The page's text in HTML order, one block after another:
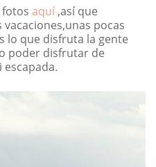
aquí ,así que
pocas
lo que disfruta la gente
poder disfrutar de
escapada.